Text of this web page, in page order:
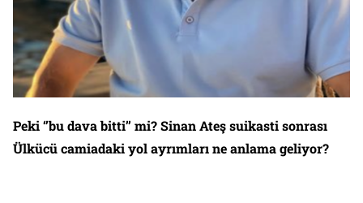
Peki ‘’bu dava bitti’’ mi? Sinan Ateş suikasti sonrası
Ülkücü camiadaki yol ayrımları ne anlama geliyor?